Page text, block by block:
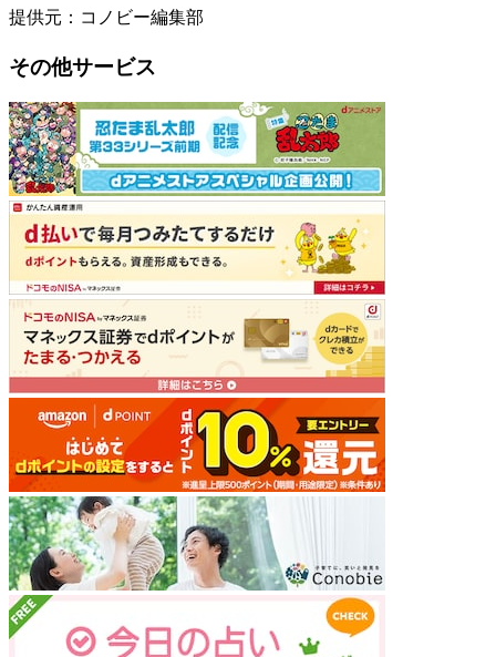
提供元：コノビー編集部
その他サービス